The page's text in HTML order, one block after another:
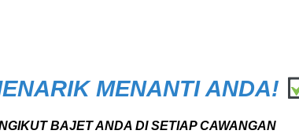
MENANTI ANDA!
BAJET ANDA DI SETIAP CAWANGAN